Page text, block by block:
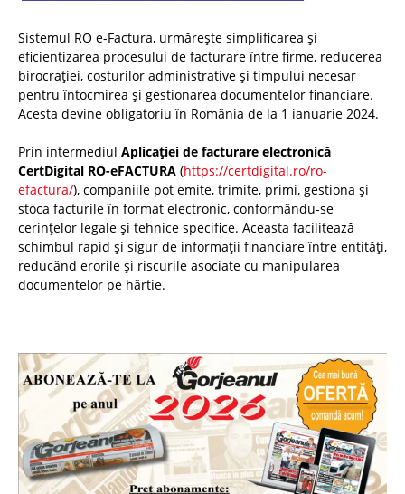
Sistemul RO e-Factura, urmărește simplificarea și
eficientizarea procesului de facturare între firme, reducerea
birocrației, costurilor administrative și timpului necesar
pentru întocmirea și gestionarea documentelor financiare.
Acesta devine obligatoriu în România de la 1 ianuarie 2024.
Prin intermediul Aplicației de facturare electronică
CertDigital RO-eFACTURA (https://certdigital.ro/ro-
efactura/), companiile pot emite, trimite, primi, gestiona și
stoca facturile în format electronic, conformându-se
cerințelor legale și tehnice specifice. Aceasta facilitează
schimbul rapid și sigur de informații financiare între entități,
reducând erorile și riscurile asociate cu manipularea
documentelor pe hârtie.